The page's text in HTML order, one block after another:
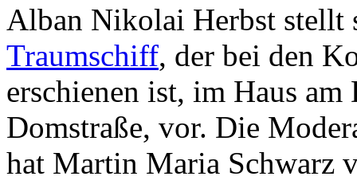
Alban Nikolai Herbst stellt
Traumschiff, der bei den
erschienen ist, im Haus
Domstraße, vor. Die
hat Martin Maria Schwarz